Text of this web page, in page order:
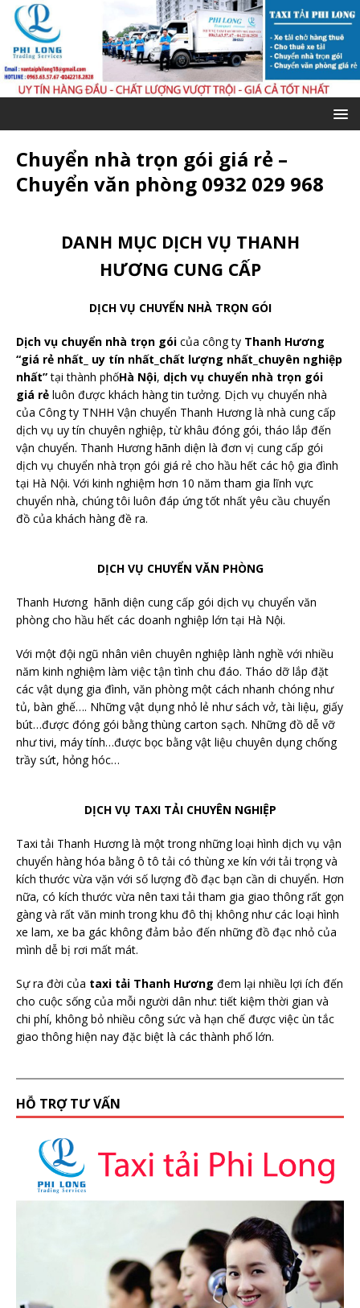
Chuyển nhà trọn gói giá rẻ –
Chuyển văn phòng 0932 029 968
DANH MỤC DỊCH VỤ THANH
HƯƠNG CUNG CẤP
DỊCH VỤ CHUYỂN NHÀ TRỌN GÓI
Dịch vụ chuyển nhà trọn gói của công ty Thanh Hương
“giá rẻ nhất_ uy tín nhất_chất lượng nhất_chuyên nghiệp
nhất”tại thành phốHà Nội, dịch vụ chuyển nhà trọn gói
giá rẻ luôn được khách hàng tin tưởng. Dịch vụ chuyển nhà
của Công ty TNHH Vận chuyển Thanh Hương là nhà cung cấp
dịch vụ uy tín chuyên nghiệp, từ khâu đóng gói, tháo lắp đến
vận chuyển. Thanh Hương hãnh diện là đơn vị cung cấp gói
dịch vụ chuyển nhà trọn gói giá rẻ cho hầu hết các hộ gia đình
tại Hà Nội. Với kinh nghiệm hơn 10 năm tham gia lĩnh vực
chuyển nhà, chúng tôi luôn đáp ứng tốt nhất yêu cầu chuyển
đồ của khách hàng đề ra.
DỊCH VỤ CHUYỂN VĂN PHÒNG
Thanh Hương hãnh diện cung cấp gói dịch vụ chuyển văn
phòng cho hầu hết các doanh nghiệp lớn tại Hà Nội.
Với một đội ngũ nhân viên chuyên nghiệp lành nghề với nhiều
năm kinh nghiệm làm việc tận tình chu đáo. Tháo dỡ lắp đặt
các vật dụng gia đình, văn phòng một cách nhanh chóng như
tủ, bàn ghế…. Những vật dụng nhỏ lẻ như sách vở, tài liệu, giấy
bút…được đóng gói bằng thùng carton sạch. Những đồ dễ vỡ
như tivi, máy tính…được bọc bằng vật liệu chuyên dụng chống
trầy sứt, hỏng hóc…
DỊCH VỤ TAXI TẢI CHUYÊN NGHIỆP
Taxi tải Thanh Hương là một trong những loại hình dịch vụ vận
chuyển hàng hóa bằng ô tô tải có thùng xe kín với tải trọng và
kích thước vừa vặn với số lượng đồ đạc bạn cần di chuyển. Hơn
nữa, có kích thước vừa nên taxi tải tham gia giao thông rất gọn
gàng và rất văn minh trong khu đô thị không như các loại hình
xe lam, xe ba gác không đảm bảo đến những đồ đạc nhỏ của
mình dễ bị rơi mất mát.
Sự ra đời của taxi tải Thanh Hương đem lại nhiều lợi ích đến
cho cuộc sống của mỗi người dân như: tiết kiệm thời gian và
chi phí, không bỏ nhiều công sức và hạn chế được việc ùn tắc
giao thông hiện nay đặc biệt là các thành phố lớn.
HỖ TRỢ TƯ VẤN